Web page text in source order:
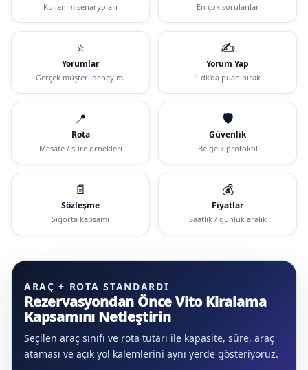
Kullanım senaryoları En çok sorulanlar
⭐
Yorumlar
Gerçek müşteri deneyimi
✍️
Yorum Yap
1 dk’da puan bırak
📍
Rota
Mesafe / süre örnekleri
🛡️
Güvenlik
Belge + protokol
📄
Sözleşme
Sigorta kapsamı
💰
Fiyatlar
Saatlik / günlük aralık
ARAÇ + ROTA STANDARDI
Rezervasyondan Önce Vito Kiralama
Kapsamını Netleştirin
Seçilen araç sınıfı ve rota tutarı ile kapasite, süre, araç
ataması ve açık yol kalemlerini aynı yerde gösteriyoruz.